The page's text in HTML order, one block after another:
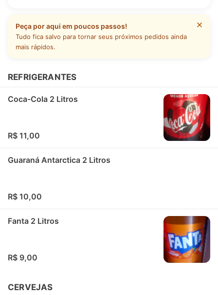
Peça por aqui em poucos passos!
Tudo fica salvo para tornar seus próximos pedidos ainda
mais rápidos.
REFRIGERANTES
Coca-Cola 2 Litros
R$ 11,00
Guaraná Antarctica 2 Litros
R$ 10,00
Fanta 2 Litros
R$ 9,00
CERVEJAS